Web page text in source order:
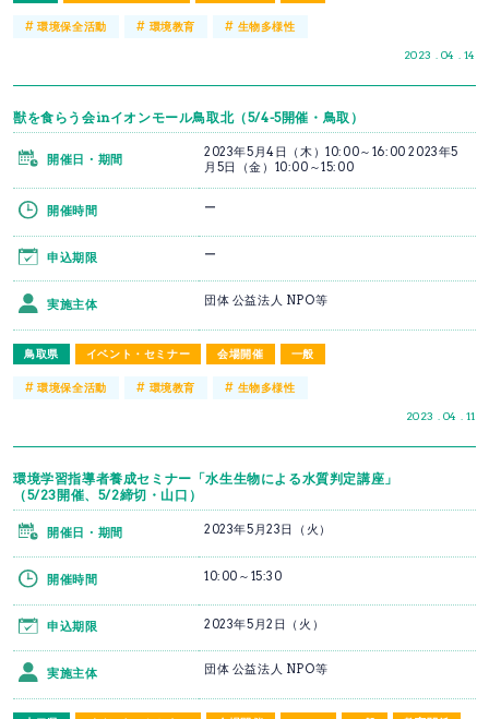
2023 . 04 . 14
#環境保全活動 # 環境教育 # 生物多様性
獣を食らう会inイオンモール鳥取北（5/4-5開催・鳥取）
鳥取県 イベント・セミナー 会場開催 一般
2023 . 04 . 11
開催日・期間
2023年5月4日（木）10:00～16:00 2023年5
月5日（金）10:00～15:00
開催時間 ー
申込期限 ー
実施主体 団体 公益法人 NPO等
#環境保全活動 # 環境教育 # 生物多様性
環境学習指導者養成セミナー「水生生物による水質判定講座」
（5/23開催、5/2締切・山口）
開催日・期間 2023年5月23日（火）
開催時間 10:00～15:30
申込期限 2023年5月2日（火）
実施主体 団体 公益法人 NPO等